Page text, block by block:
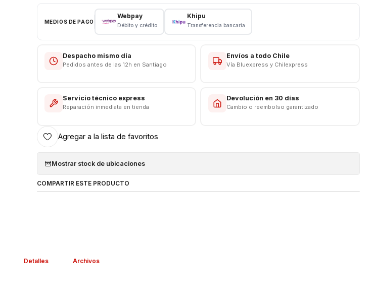
Pantalla Xiaomi OLED
VALOR INCLUYE INSTALACION EN TIENDA
MEDIOS DE PAGO
Webpay
Débito y crédito
Khipu
Transferencia bancaria
Despacho mismo día
Pedidos antes de las 12h en Santiago
Envíos a todo Chile
Vía Bluexpress y Chilexpress
Servicio técnico express
Reparación inmediata en tienda
Devolución en 30 días
Cambio o reembolso garantizado
Agregar a la lista de favoritos
Mostrar stock de ubicaciones
COMPARTIR ESTE PRODUCTO
Detalles Archivos